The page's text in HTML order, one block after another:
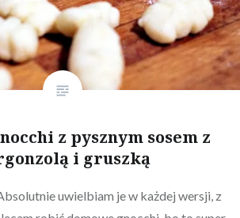
z pysznym sosem z
i gruszką
uwielbiam je w każdej wersji, z